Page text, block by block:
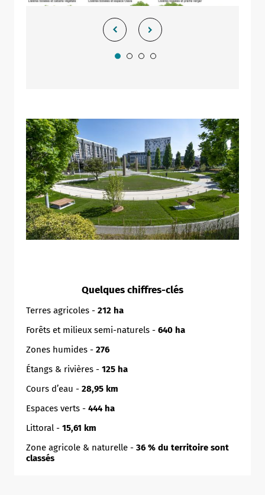
Quelques chiffres-clés
Terres agricoles - 212 ha
Forêts et milieux semi-naturels - 640 ha
Zones humides - 276
Étangs & rivières - 125 ha
Cours d’eau - 28,95 km
Espaces verts - 444 ha
Littoral - 15,61 km
Zone agricole & naturelle - 36 % du territoire sont
classés